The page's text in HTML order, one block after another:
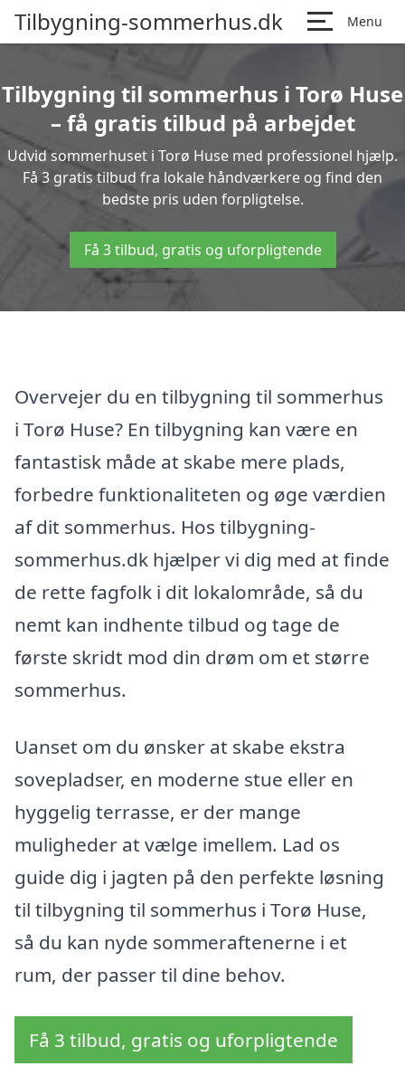
Tilbygning-sommerhus.dk Menu
Tilbygning til sommerhus i Torø Huse
– få gratis tilbud på arbejdet
Udvid sommerhuset i Torø Huse med professionel hjælp.
Få 3 gratis tilbud fra lokale håndværkere og find den
bedste pris uden forpligtelse.
Få 3 tilbud, gratis og uforpligtende
Overvejer du en tilbygning til sommerhus
i Torø Huse? En tilbygning kan være en
fantastisk måde at skabe mere plads,
forbedre funktionaliteten og øge værdien
af dit sommerhus. Hos tilbygning-
sommerhus.dk hjælper vi dig med at finde
de rette fagfolk i dit lokalområde, så du
nemt kan indhente tilbud og tage de
første skridt mod din drøm om et større
sommerhus.
Uanset om du ønsker at skabe ekstra
sovepladser, en moderne stue eller en
hyggelig terrasse, er der mange
muligheder at vælge imellem. Lad os
guide dig i jagten på den perfekte løsning
til tilbygning til sommerhus i Torø Huse,
så du kan nyde sommeraftenerne i et
rum, der passer til dine behov.
Få 3 tilbud, gratis og uforpligtende